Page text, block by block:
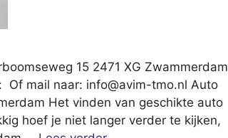
15 2471 XG Zwammerdam
Of mail naar: info@avim-tmo.nl Auto
Het vinden van geschikte auto
hoef je niet langer verder te kijken,